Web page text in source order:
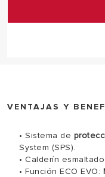
VENTAJAS Y
• Sistema de
System (SPS).
• Calderín
• Función ECO EVO: